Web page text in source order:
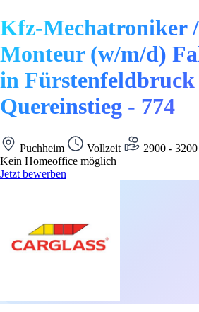
Kfz-Mechatroniker
Monteur (w/m/d)
in Fürstenfeldbruck
Quereinstieg - 774
Puchheim Vollzeit
2900 -
Kein Homeoffice möglich
Jetzt bewerben